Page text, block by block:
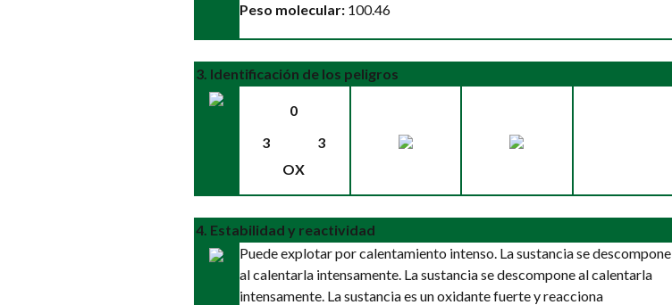
Peso molecular:100.46
3. Identificación de los peligros
0
3
3
OX
4. Estabilidad y reactividad
Puede explotar por calentamiento intenso. La sustancia se descompone
al calentarla intensamente. La sustancia se descompone al calentarla
intensamente. La sustancia es un oxidante fuerte y reacciona